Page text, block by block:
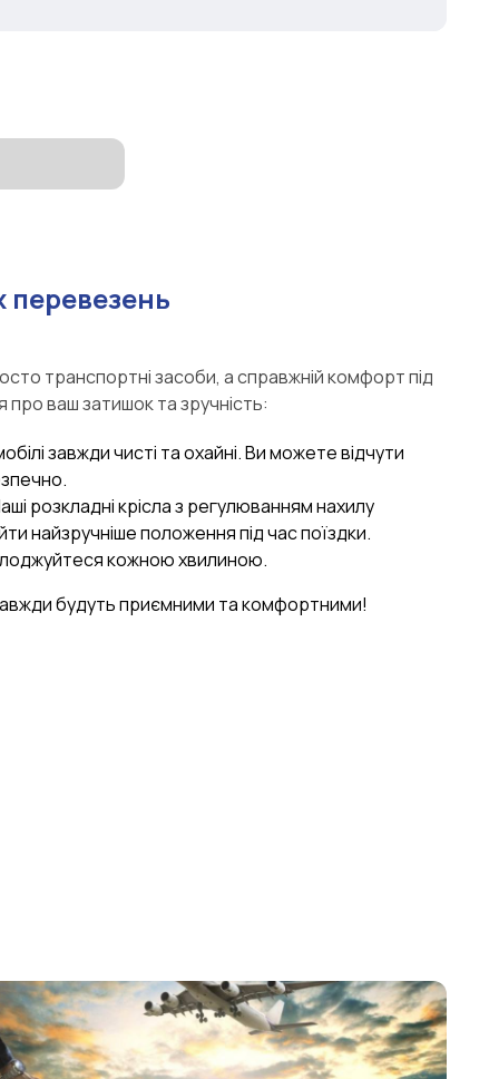
транспортні засоби, а справжній комфорт під
про ваш затишок та зручність:
завжди чисті та охайні. Ви можете відчути
розкладні крісла з регулюванням нахилу
найзручніше положення під час поїздки.
кожною хвилиною.
будуть приємними та комфортними!